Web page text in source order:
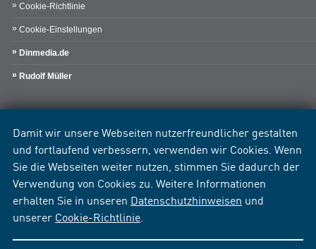
Damit wir unsere Webseiten nutzerfreundlicher gestalten
und fortlaufend verbessern, verwenden wir Cookies. Wenn
Sie die Webseiten weiter nutzen, stimmen Sie dadurch der
Verwendung von Cookies zu. Weitere Informationen
erhalten Sie in unseren Datenschutzhinweisen und
unserer Cookie-Richtlinie
Cookie-Richtlinie
Cookie-Einstellungen
Dinmedia.de
Rudolf Müller